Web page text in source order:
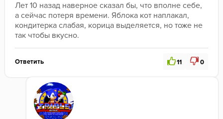
Лет 10 назад наверное сказал бы, что вполне себе,
а сейчас потеря времени. Яблока кот наплакал,
кондитерка слабая, корица выделяется, но тоже не
так чтобы вкусно.
Ответить 11 0